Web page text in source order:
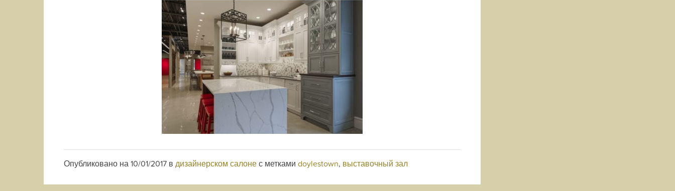
Опубликовано на10/01/2017 в дизайнерском салонес метками doylestown, выставочный зал